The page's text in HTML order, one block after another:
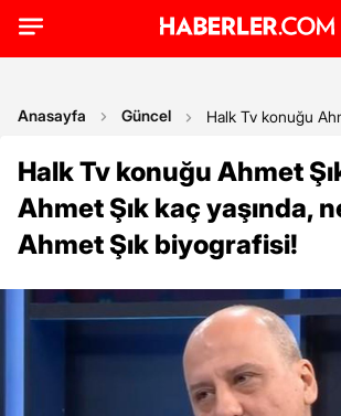
Anasayfa Güncel Halk Tv konuğu
Halk Tv konuğu Ahmet
Ahmet Şık kaç yaşında,
Ahmet Şık biyografisi!